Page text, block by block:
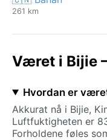
261 km
Været i Bijie
Hvordan er
Akkurat nå i Bijie,
Luftfuktigheten er
Forholdene føles